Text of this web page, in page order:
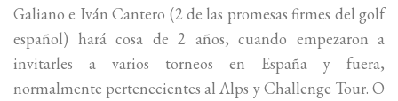
Galiano e Iván Cantero (2 de las promesas firmes del golf
español) hará cosa de 2 años, cuando empezaron a
invitarles a varios torneos en España y fuera,
normalmente pertenecientes al Alps y Challenge Tour. O